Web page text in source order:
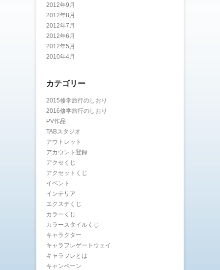
2012年9月
2012年8月
2012年7月
2012年6月
2012年5月
2010年4月
カテゴリー
2015修学旅行のしおり
2016修学旅行のしおり
PV作品
TABスタジオ
アウトレット
アカウント登録
アクセくじ
アクセットくじ
イベント
インテリア
エクステくじ
カラーくじ
カラースタイルくじ
キャラクター
キャラフレゲートウェイ
キャラフレとは
キャンペーン